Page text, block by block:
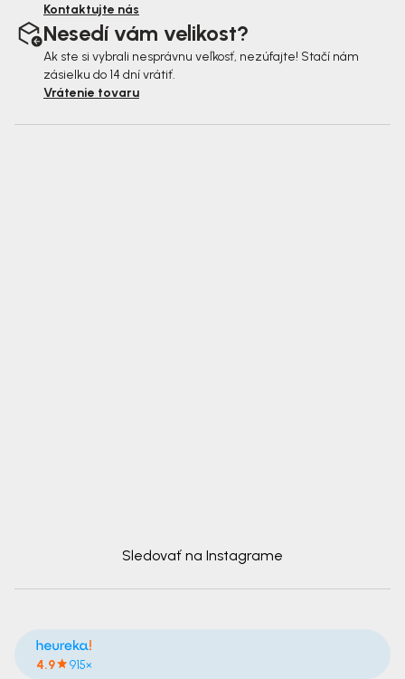
Kontaktujte nás
Nesedí vám velikost?
Ak ste si vybrali nesprávnu veľkosť, nezúfajte! Stačí nám
zásielku do 14 dní vrátiť.
Vrátenie tovaru
Sledovať na Instagrame
4.9 915×